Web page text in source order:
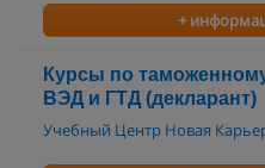
+
Курсы по
ВЭД и ГТД (декларант)
Учебный Центр Новая